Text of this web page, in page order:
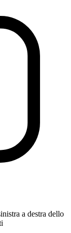
a destra dello